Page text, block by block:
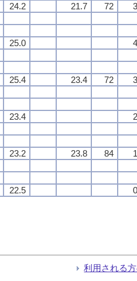
24.2 21.7 72
25.0
25.4 23.4 72
23.4
23.2 23.8 84
22.5
利用される